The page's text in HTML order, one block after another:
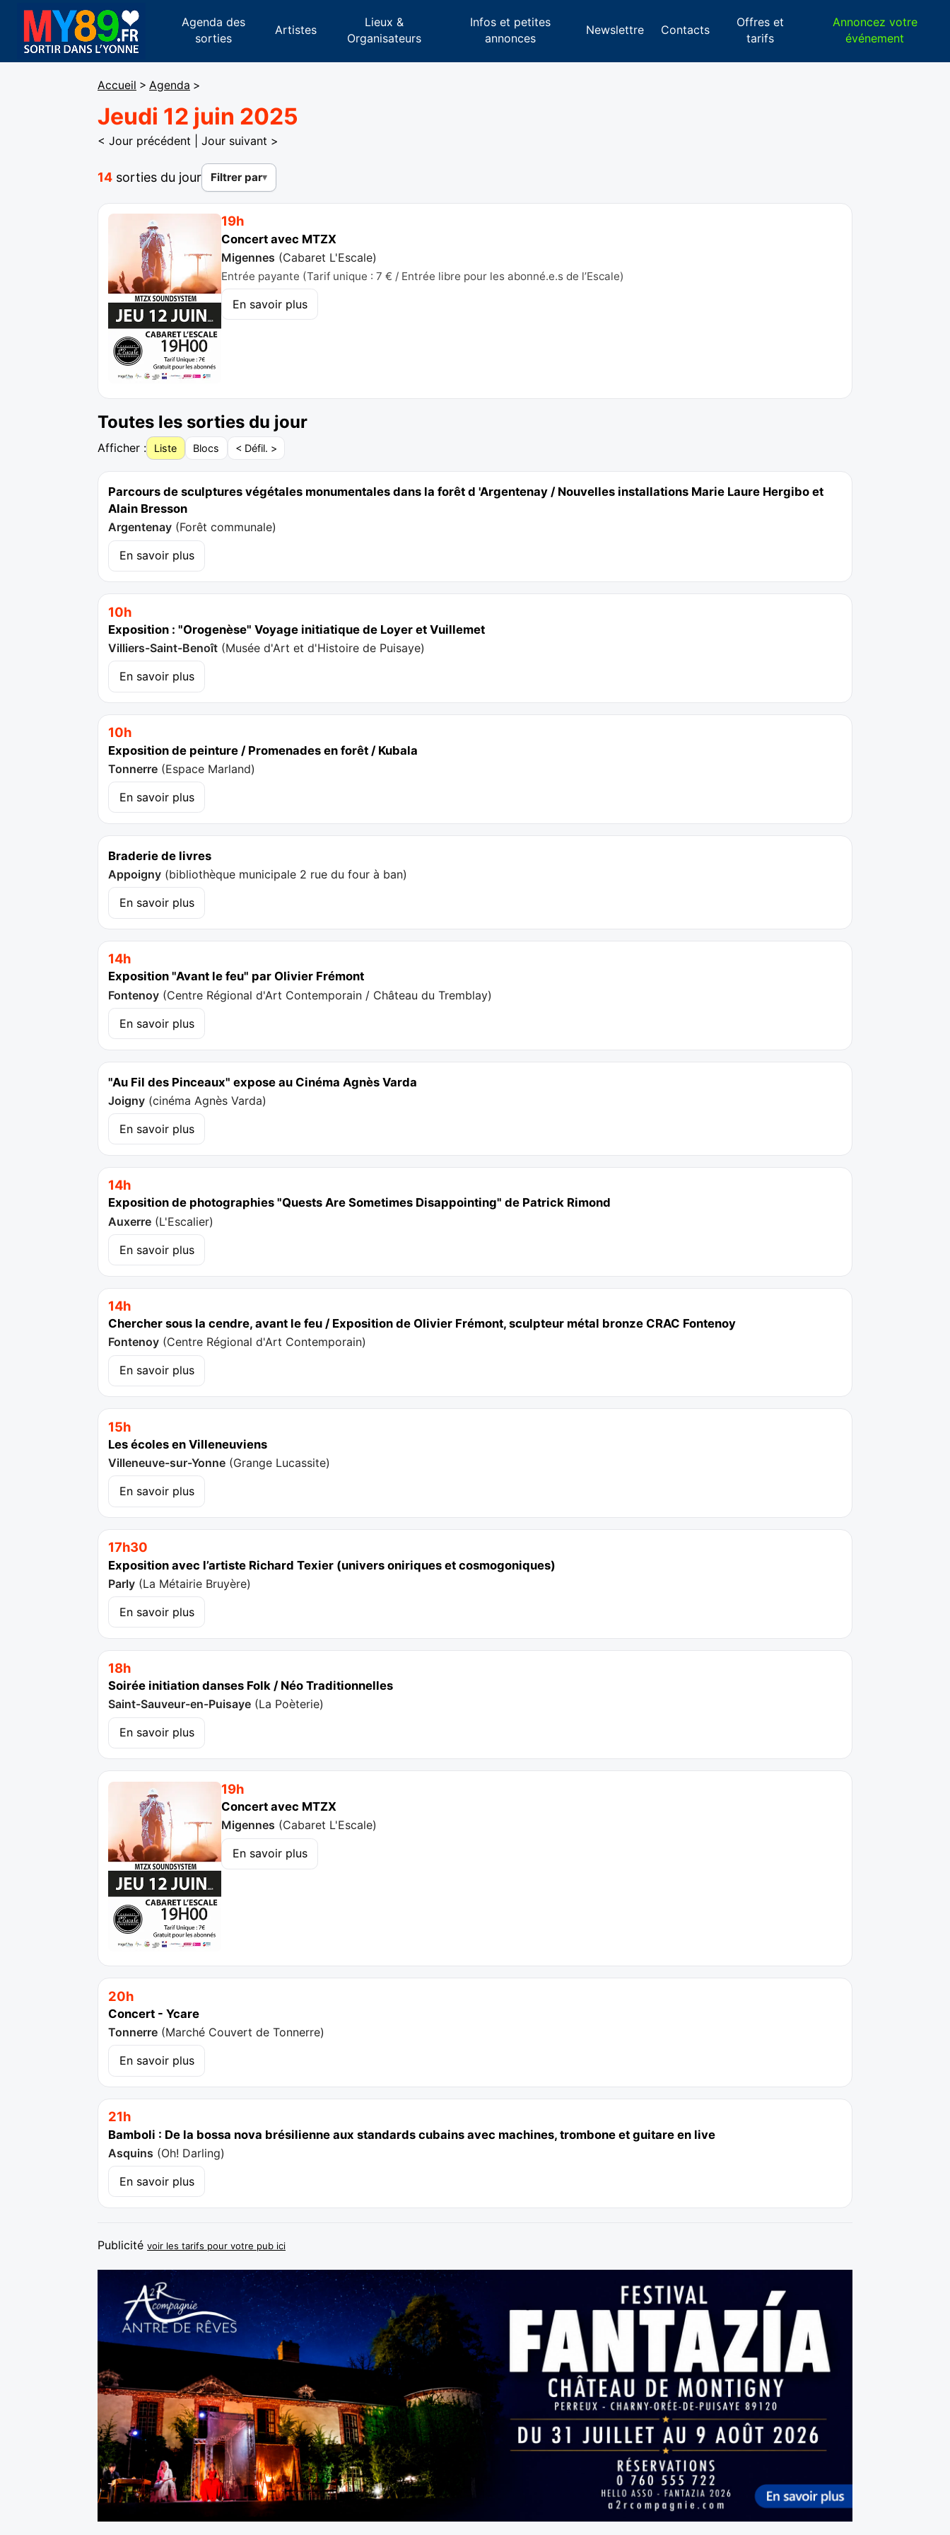
Agenda des
sorties
Artistes
Lieux &
Organisateurs
Infos et petites
annonces
Newslettre Contacts
Offres et
tarifs
Annoncez votre
événement
Accueil > Agenda >
Jeudi 12 juin 2025
< Jour précédent Jour suivant >
14 sorties du jour Filtrer par
19h
Concert avec MTZX
Migennes (Cabaret L'Escale)
Entrée payante (Tarif unique : 7 € / Entrée libre pour les abonné.e.s de l’Escale)
En savoir plus
Toutes les sorties du jour
Afficher : Liste Blocs < Défil. >
Parcours de sculptures végétales monumentales dans la forêt d 'Argentenay / Nouvelles installations Marie Laure Hergibo et
Alain Bresson
Argentenay (Forêt communale)
En savoir plus
10h
Exposition : "Orogenèse" Voyage initiatique de Loyer et Vuillemet
Villiers-Saint-Benoît (Musée d'Art et d'Histoire de Puisaye)
En savoir plus
10h
Exposition de peinture / Promenades en forêt / Kubala
Tonnerre (Espace Marland)
En savoir plus
Braderie de livres
Appoigny (bibliothèque municipale 2 rue du four à ban)
En savoir plus
14h
Exposition "Avant le feu" par Olivier Frémont
Fontenoy (Centre Régional d'Art Contemporain / Château du Tremblay)
En savoir plus
"Au Fil des Pinceaux" expose au Cinéma Agnès Varda
Joigny (cinéma Agnès Varda)
En savoir plus
14h
Exposition de photographies "Quests Are Sometimes Disappointing" de Patrick Rimond
Auxerre (L'Escalier)
En savoir plus
14h
Chercher sous la cendre, avant le feu / Exposition de Olivier Frémont, sculpteur métal bronze CRAC Fontenoy
Fontenoy (Centre Régional d'Art Contemporain)
En savoir plus
15h
Les écoles en Villeneuviens
Villeneuve-sur-Yonne (Grange Lucassite)
En savoir plus
17h30
Exposition avec l’artiste Richard Texier (univers oniriques et cosmogoniques)
Parly (La Métairie Bruyère)
En savoir plus
18h
Soirée initiation danses Folk / Néo Traditionnelles
Saint-Sauveur-en-Puisaye (La Poèterie)
En savoir plus
19h
Concert avec MTZX
Migennes (Cabaret L'Escale)
En savoir plus
20h
Concert - Ycare
Tonnerre (Marché Couvert de Tonnerre)
En savoir plus
21h
Bamboli : De la bossa nova brésilienne aux standards cubains avec machines, trombone et guitare en live
Asquins (Oh! Darling)
En savoir plus
Publicité voir les tarifs pour votre pub ici